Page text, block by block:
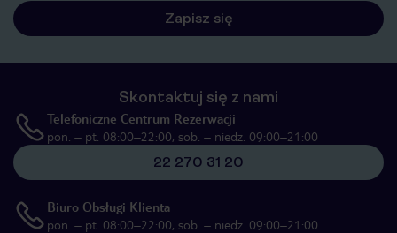
Zapisz się
Skontaktuj się z nami
Telefoniczne Centrum Rezerwacji
pon. – pt. 08:00–22:00, sob. – niedz. 09:00–21:00
22 270 31 20
Biuro Obsługi Klienta
pon. – pt. 08:00–22:00, sob. – niedz. 09:00–21:00